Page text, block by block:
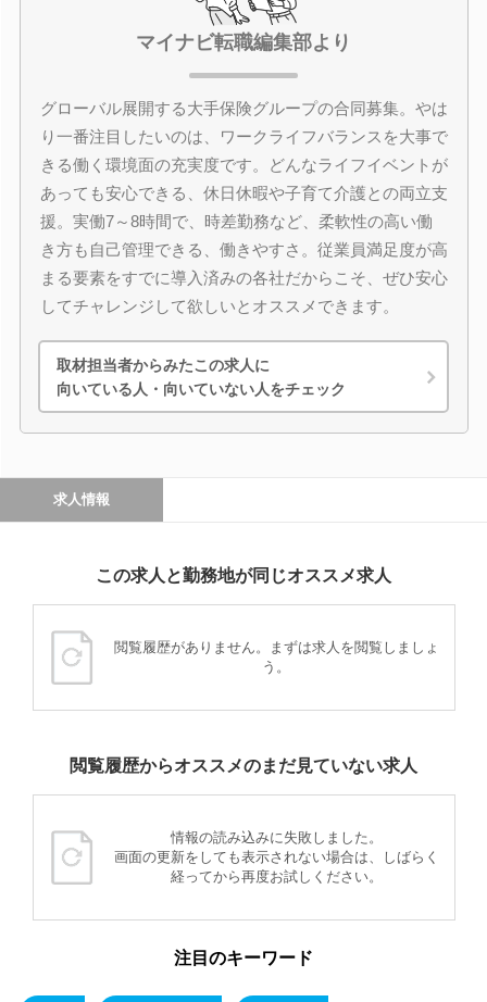
マイナビ転職編集部より
グローバル展開する大手保険グループの合同募集。やは
り一番注目したいのは、ワークライフバランスを大事で
きる働く環境面の充実度です。どんなライフイベントが
あっても安心できる、休日休暇や子育て介護との両立支
援。実働7～8時間で、時差勤務など、柔軟性の高い働
き方も自己管理できる、働きやすさ。従業員満足度が高
まる要素をすでに導入済みの各社だからこそ、ぜひ安心
してチャレンジして欲しいとオススメできます。
取材担当者からみたこの求人に
向いている人・向いていない人をチェック
求人情報
この求人と勤務地が同じオススメ求人
閲覧履歴がありません。まずは求人を閲覧しましょ
う。
閲覧履歴からオススメのまだ見ていない求人
情報の読み込みに失敗しました。
画面の更新をしても表示されない場合は、しばらく
経ってから再度お試しください。
注目のキーワード